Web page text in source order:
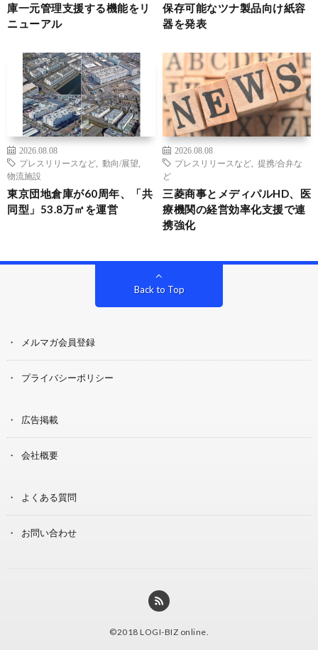
庫一元管理支援する機能をリ
ニューアル
保存可能なツナ製品向け紙容
器を発表
2026.08.08
プレスリリースなど
動向/展望
物流施設
東京団地倉庫が60周年、「共
同型」53.8万㎡を運営
2026.08.08
プレスリリースなど
提携/合弁な
ど
三菱商事とメディパルHD、医
療機関の経営効率化支援で連
携強化
Back to Top
メルマガ会員登録
プライバシーポリシー
広告掲載
会社概要
よくある質問
お問い合わせ
©2018 LOGI-BIZ online